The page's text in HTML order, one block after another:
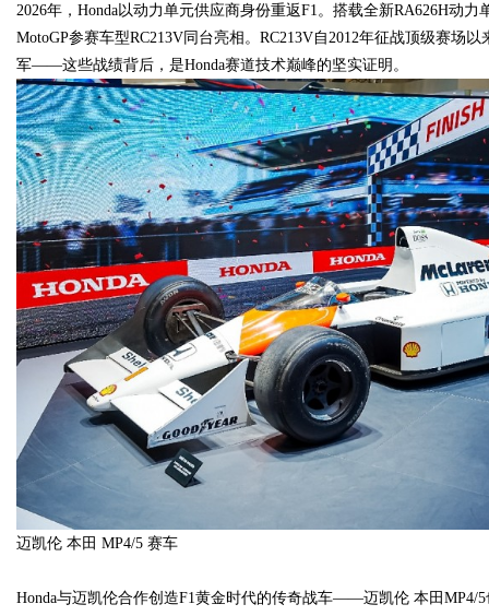
2026年，Honda以动力单元供应商身份重返F1。搭载全新RA626H动
MotoGP参赛车型RC213V同台亮相。RC213V自2012年征战顶级赛场
军——这些战绩背后，是Honda赛道技术巅峰的坚实证明。
迈凯伦 本田 MP4/5 赛车
Honda与迈凯伦合作创造F1黄金时代的传奇战车——迈凯伦 本田MP4/